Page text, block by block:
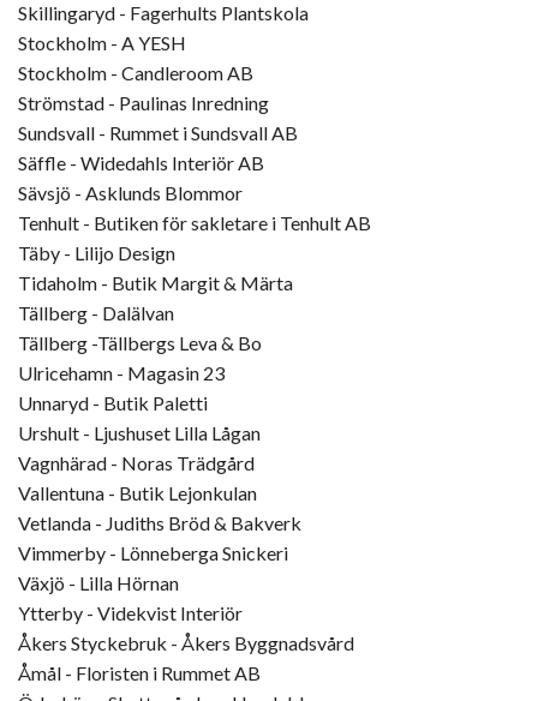
Skillingaryd - Fagerhults Plantskola
Stockholm - A YESH
Stockholm - Candleroom AB
Strömstad - Paulinas Inredning
Sundsvall - Rummet i Sundsvall AB
Säffle - Widedahls Interiör AB
Sävsjö - Asklunds Blommor
Tenhult - Butiken för sakletare i Tenhult AB
Täby - Lilijo Design
Tidaholm - Butik Margit & Märta
Tällberg - Dalälvan
Tällberg -Tällbergs Leva & Bo
Ulricehamn - Magasin 23
Unnaryd - Butik Paletti
Urshult - Ljushuset Lilla Lågan
Vagnhärad - Noras Trädgård
Vallentuna - Butik Lejonkulan
Vetlanda - Judiths Bröd & Bakverk
Vimmerby - Lönneberga Snickeri
Växjö - Lilla Hörnan
Ytterby - Videkvist Interiör
Åkers Styckebruk - Åkers Byggnadsvård
Åmål - Floristen i Rummet AB